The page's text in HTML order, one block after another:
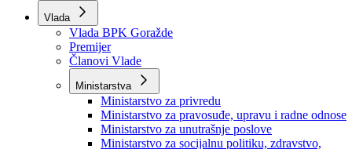
Vlada
Vlada BPK Goražde
Premijer
Članovi Vlade
Ministarstva
Ministarstvo za privredu
Ministarstvo za pravosuđe, upravu i radne odnose
Ministarstvo za unutrašnje poslove
Ministarstvo za socijalnu politiku, zdravstvo,